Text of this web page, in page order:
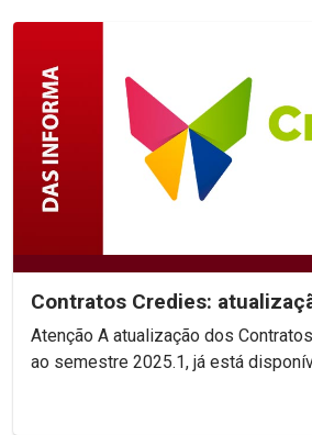
Contratos Credies:
Atenção A atualização dos Contratos Credies, alusivos
ao semestre 2025.1, já está